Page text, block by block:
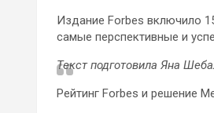
Издание Forbes включило
самые перспективные и
Текст подготовила Яна
Рейтинг Forbes и решение